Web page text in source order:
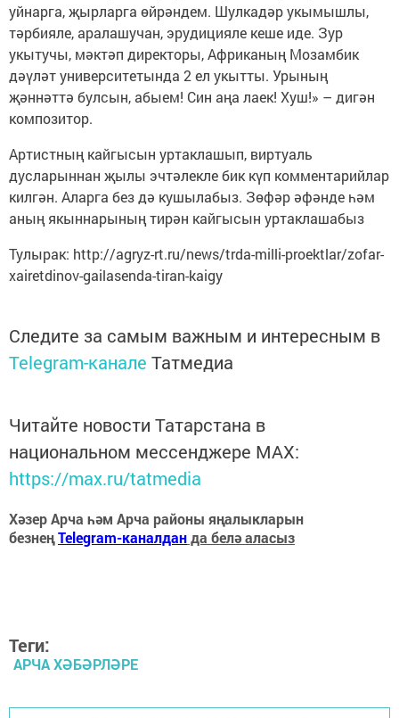
уйнарга, җырларга өйрәндем. Шулкадәр укымышлы,
тәрбияле, аралашучан, эрудицияле кеше иде. Зур
укытучы, мәктәп директоры, Африканың Мозамбик
дәүләт университетында 2 ел укытты. Урының
җәннәттә булсын, абыем! Син аңа лаек! Хуш!» – дигән
композитор.
Артистның кайгысын уртаклашып, виртуаль
дусларыннан җылы эчтәлекле бик күп комментарийлар
килгән. Аларга без дә кушылабыз. Зөфәр әфәнде һәм
аның якыннарының тирән кайгысын уртаклашабыз
Тулырак: http://agryz-rt.ru/news/trda-milli-proektlar/zofar-
xairetdinov-gailasenda-tiran-kaigy
Следите за самым важным и интересным в
Telegram-канале Татмедиа
Читайте новости Татарстана в
национальном мессенджере MАХ:
https://max.ru/tatmedia
Хәзер Арча һәм Арча районы яңалыкларын
безнеңTelegram-каналданда белә аласыз
Теги:
АРЧА ХӘБӘРЛӘРЕ